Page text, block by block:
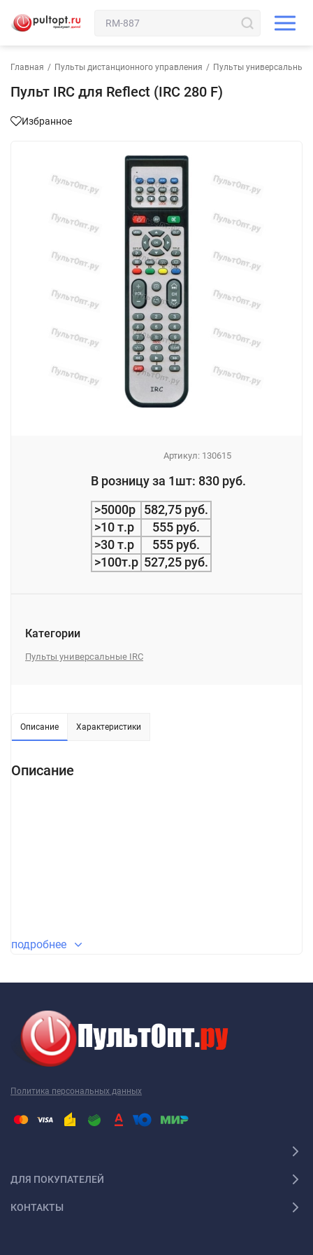
Главная / Пульты дистанционного управления / Пульты универсальные
Пульт IRC для Reflect (IRC 280 F)
Избранное
Артикул: 130615
В розницу за 1шт: 830 руб.
>5000р
582,75 руб.
>10 т.р
555 руб.
>30 т.р
555 руб.
>100т.р 527,25 руб.
Категории
Пульты универсальные IRC
Описание Характеристики
Описание
подробнее
Политика персональных данных
ДЛЯ ПОКУПАТЕЛЕЙ
КОНТАКТЫ